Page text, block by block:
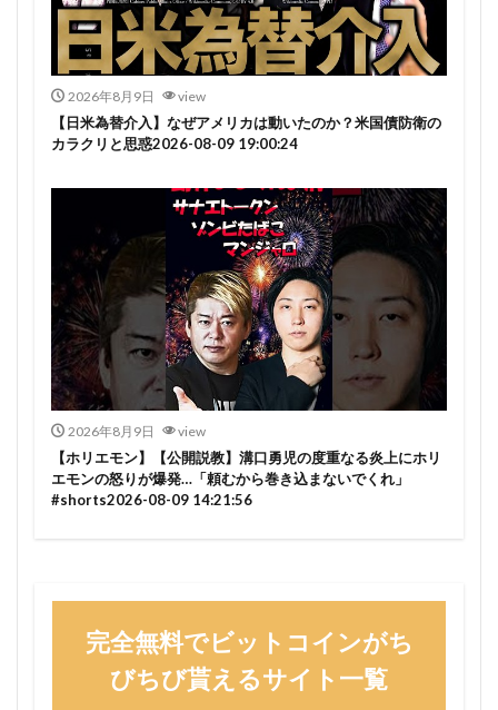
2026年8月9日 view
【日米為替介入】なぜアメリカは動いたのか？米国債防衛の
カラクリと思惑2026-08-09 19:00:24
2026年8月9日 view
【ホリエモン】【公開説教】溝口勇児の度重なる炎上にホリ
エモンの怒りが爆発…「頼むから巻き込まないでくれ」
#shorts2026-08-09 14:21:56
完全無料でビットコインがち
びちび貰えるサイト一覧